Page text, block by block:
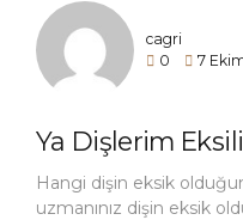
cagri
0
7
Ya Dişlerim
Hangi dişin eksik
uzmanınız dişin eksik